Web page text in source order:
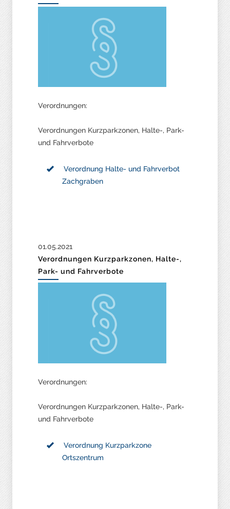
Verordnungen:
Verordnungen Kurzparkzonen, Halte-, Park-
und Fahrverbote
Verordnung Halte- und Fahrverbot
Zachgraben
01.05.2021
Verordnungen Kurzparkzonen, Halte-,
Park- und Fahrverbote
Verordnungen:
Verordnungen Kurzparkzonen, Halte-, Park-
und Fahrverbote
Verordnung Kurzparkzone
Ortszentrum